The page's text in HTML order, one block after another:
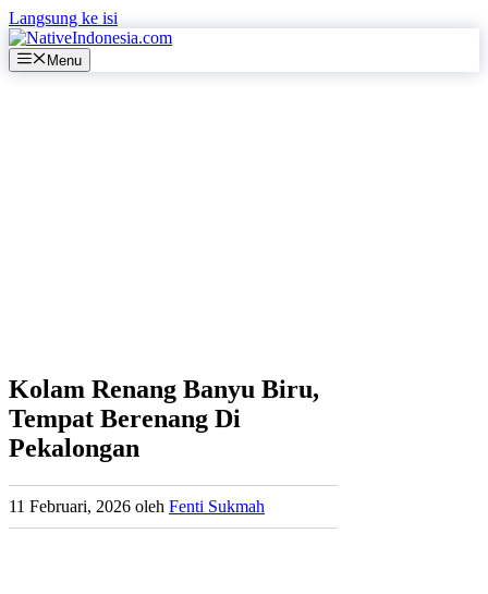
Langsung ke isi
Menu
Kolam Renang Banyu Biru,
Tempat Berenang Di
Pekalongan
11 Februari, 2026 oleh Fenti Sukmah